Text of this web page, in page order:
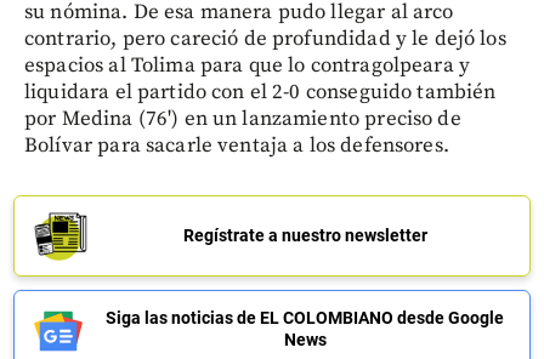
su nómina. De esa manera pudo llegar al arco
contrario, pero careció de profundidad y le dejó los
espacios al Tolima para que lo contragolpeara y
liquidara el partido con el 2-0 conseguido también
por Medina (76') en un lanzamiento preciso de
Bolívar para sacarle ventaja a los defensores.
Regístrate a nuestro newsletter
Siga las noticias de EL COLOMBIANO desde Google
News